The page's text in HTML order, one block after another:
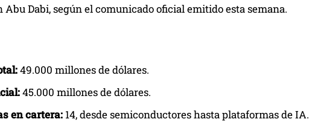
Abu Dabi, según el comunicado oficial emitido esta semana.
49.000 millones de dólares.
45.000 millones de dólares.
en cartera: 14, desde semiconductores hasta plataformas de IA.